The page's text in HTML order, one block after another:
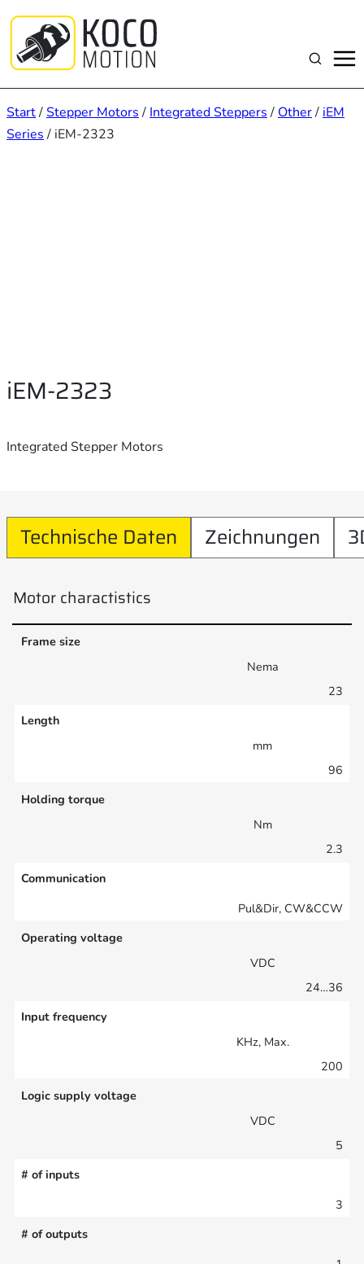
Inhalt
springen
Suchen
Start/Stepper Motors / Integrated Steppers / Other/ iEM
Series / iEM-2323
iEM-2323
Integrated Stepper Motors
Technische Daten Zeichnungen
Motor charactistics
Frame size
Nema
23
Length
mm
96
Holding torque
Nm
2.3
Communication
Pul&Dir, CW&CCW
Operating voltage
VDC
24…36
Input frequency
KHz, Max.
200
Logic supply voltage
VDC
5
# of inputs
3
# of outputs